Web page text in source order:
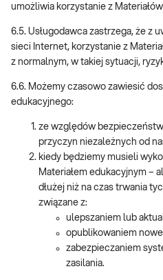
umożliwia korzystanie z
6.5. Usługodawca zastrzega, że z
sieci Internet, korzystanie z
z normalnym, w takiej sytuacji,
6.6. Możemy czasowo zawiesić
edukacyjnego:
ze względów
przyczyn niezależnych od
kiedy będziemy musieli
Materiałem edukacyjnym –
dłużej niż na czas trwania
związane z:
ulepszaniem lub
opublikowaniem
zabezpieczaniem
zasilania.